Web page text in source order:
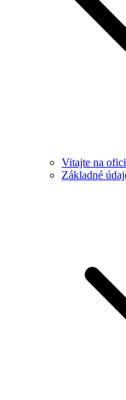
Vitajte na
Základné